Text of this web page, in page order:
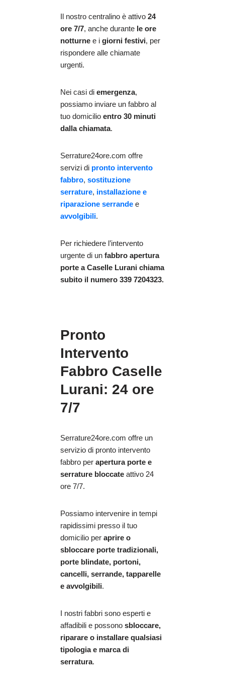
Il nostro centralino è attivo 24
ore 7/7, anche durante le ore
notturne e i giorni festivi, per
rispondere alle chiamate
urgenti.
Nei casi di emergenza,
possiamo inviare un fabbro al
tuo domicilio entro 30 minuti
dalla chiamata.
Serrature24ore.com offre
servizi di pronto intervento
fabbro, sostituzione
serrature, installazione e
riparazione serrande e
avvolgibili.
Per richiedere l’intervento
urgente di un fabbro apertura
porte a Caselle Lurani chiama
subito il numero 339 7204323.
Pronto
Intervento
Fabbro Caselle
Lurani: 24 ore
7/7
Serrature24ore.com offre un
servizio di pronto intervento
fabbro per apertura porte e
serrature bloccate attivo 24
ore 7/7.
Possiamo intervenire in tempi
rapidissimi presso il tuo
domicilio per aprire o
sbloccare porte tradizionali,
porte blindate, portoni,
cancelli, serrande, tapparelle
e avvolgibili.
I nostri fabbri sono esperti e
affadibili e possono sbloccare,
riparare o installare qualsiasi
tipologia e marca di
serratura.